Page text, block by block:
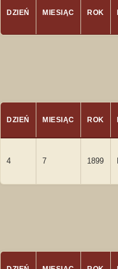
DZIEŃ MIESIĄC ROK
DZIEŃ MIESIĄC ROK
4 7 1899